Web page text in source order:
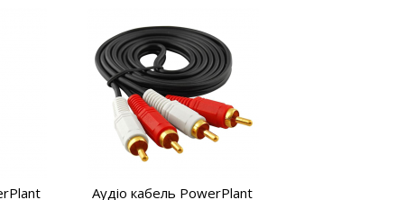
Аудіо кабель PowerPlant